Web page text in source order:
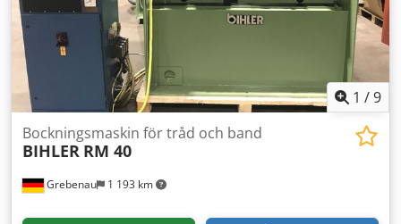
1 /9
Grebenau 1 193 km
Bockningsmaskin för tråd och band
BIHLER RM 40